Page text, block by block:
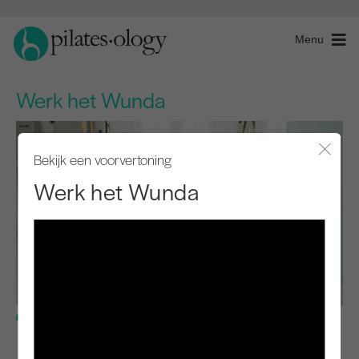
Menu
Werk het Wunda
Bekijk een voorvertoning
Werk het Wunda